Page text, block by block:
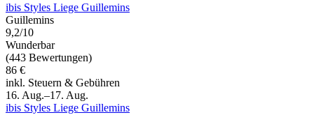
ibis Styles Liege Guillemins
Guillemins
9,2/10
Wunderbar
(443 Bewertungen)
86 €
inkl. Steuern & Gebühren
16. Aug.–17. Aug.
ibis Styles Liege Guillemins